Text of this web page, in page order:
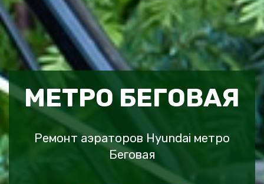
МЕТРО БЕГОВАЯ
Ремонт аэраторов Hyundai метро
Беговая